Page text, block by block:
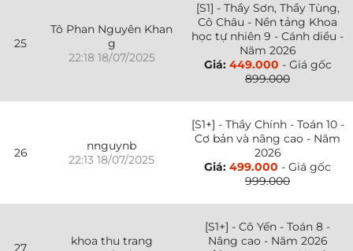
25
Tô Phan Nguyên Khan
g
22:18 18/07/2025
[S1] - Thầy Sơn, Thầy Tùng,
Cô Châu - Nền tảng Khoa
học tự nhiên 9 - Cánh diều -
Năm 2026
Giá: 449.000 - Giá gốc
899.000
26
nnguynb
22:13 18/07/2025
[S1+] - Thầy Chính - Toán 10 -
Cơ bản và nâng cao - Năm
2026
Giá: 499.000 - Giá gốc
999.000
27
khoa thu trang
[S1+] - Cô Yến - Toán 8 -
Nâng cao - Năm 2026